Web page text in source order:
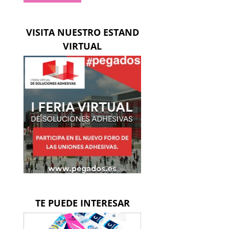
VISITA NUESTRO ESTAND
VIRTUAL
TE PUEDE INTERESAR